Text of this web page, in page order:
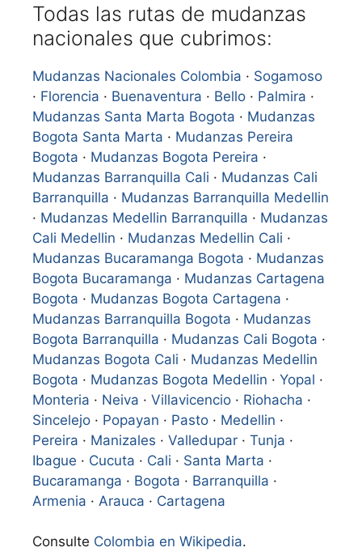
Todas las rutas de mudanzas
nacionales que cubrimos:
Mudanzas Nacionales Colombia · Sogamoso
· Florencia · Buenaventura · Bello · Palmira ·
Mudanzas Santa Marta Bogota · Mudanzas
Bogota Santa Marta · Mudanzas Pereira
Bogota · Mudanzas Bogota Pereira ·
Mudanzas Barranquilla Cali · Mudanzas Cali
Barranquilla · Mudanzas Barranquilla Medellin
· Mudanzas Medellin Barranquilla · Mudanzas
Cali Medellin · Mudanzas Medellin Cali ·
Mudanzas Bucaramanga Bogota · Mudanzas
Bogota Bucaramanga · Mudanzas Cartagena
Bogota · Mudanzas Bogota Cartagena ·
Mudanzas Barranquilla Bogota · Mudanzas
Bogota Barranquilla · Mudanzas Cali Bogota ·
Mudanzas Bogota Cali · Mudanzas Medellin
Bogota · Mudanzas Bogota Medellin · Yopal ·
Monteria · Neiva · Villavicencio · Riohacha ·
Sincelejo · Popayan · Pasto · Medellin ·
Pereira · Manizales · Valledupar · Tunja ·
Ibague · Cucuta · Cali · Santa Marta ·
Bucaramanga · Bogota · Barranquilla ·
Armenia · Arauca · Cartagena
Consulte Colombia en Wikipedia.